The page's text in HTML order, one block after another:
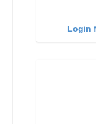
Login